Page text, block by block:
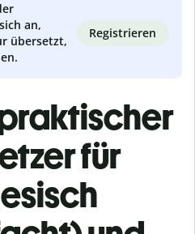
an,
übersetzt,
Registrieren
für